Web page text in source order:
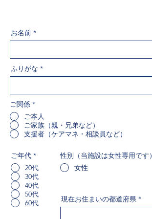
お名前
ふりがな
ご関係 *
ご本人
ご家族（親・兄弟など）
支援者（ケアマネ・相談員など）
ご年代 *
20代
30代
40代
50代
60代
性別（当施設は女性専用です）
女性
現在お住まいの都道府県